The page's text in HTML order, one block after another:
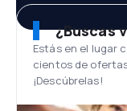
¿Buscas
Estás en el lugar
cientos de
¡Descúbrelas!